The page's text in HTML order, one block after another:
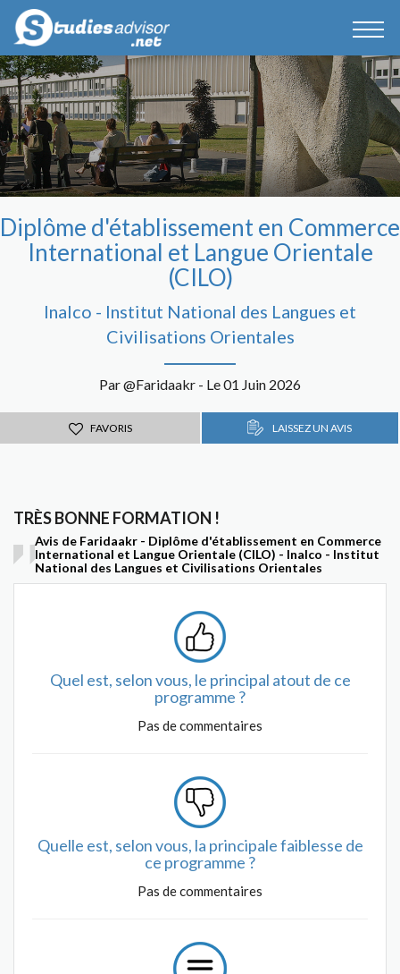
Diplôme d'établissement en Commerce
International et Langue Orientale
(CILO)
Inalco - Institut National des Langues et
Civilisations Orientales
Par @Faridaakr - Le 01 Juin 2026
FAVORIS LAISSEZ UN AVIS
TRÈS BONNE FORMATION !
Avis de Faridaakr - Diplôme d'établissement en Commerce
International et Langue Orientale (CILO) - Inalco - Institut
National des Langues et Civilisations Orientales
Quel est, selon vous, le principal atout de ce
programme ?
Pas de commentaires
Quelle est, selon vous, la principale faiblesse de
ce programme ?
Pas de commentaires